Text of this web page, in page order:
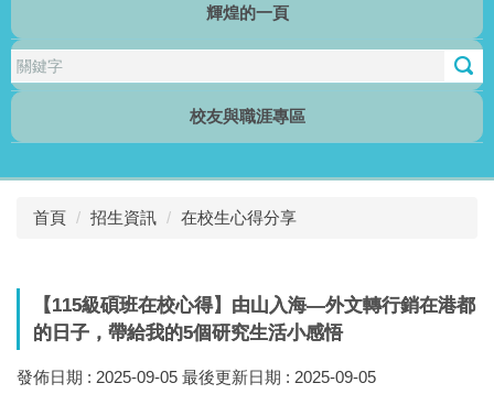
輝煌的一頁
校友與職涯專區
首頁 招生資訊 在校生心得分享
【115級碩班在校心得】由山入海—外文轉行銷在港都
的日子，帶給我的5個研究生活小感悟
發佈日期 : 2025-09-05 最後更新日期 : 2025-09-05